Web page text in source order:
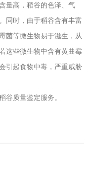
量高，稻谷的色泽、气
同时，由于稻谷含有丰富
菌等微生物易于滋生，从
这些微生物中含有黄曲霉
引起食物中毒，严重威胁
谷质量鉴定服务。
聚丙烯酰胺检测
磷酸二氢铵检测